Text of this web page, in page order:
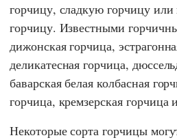
горчицу, сладкую горчицу
горчицу. Известными
дижонская горчица,
деликатесная горчица,
баварская белая колбасная
горчица, кремзерская горчица
Некоторые сорта горчицы